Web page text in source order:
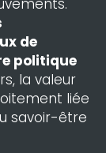
de
politique
la valeur
liée
savoir-être